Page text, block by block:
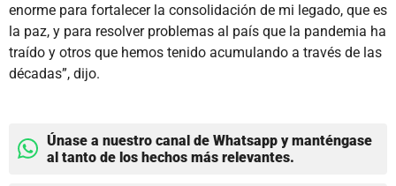
enorme para fortalecer la consolidación de mi legado, que es
la paz, y para resolver problemas al país que la pandemia ha
traído y otros que hemos tenido acumulando a través de las
décadas”, dijo.
Únase a nuestro canal de Whatsapp y manténgase
al tanto de los hechos más relevantes.